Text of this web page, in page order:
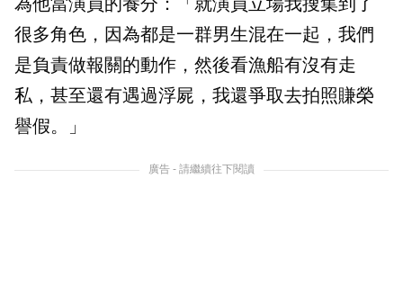
很多角色，因為都是一群男生混在一起，我們
是負責做報關的動作，然後看漁船有沒有走
私，甚至還有遇過浮屍，我還爭取去拍照賺榮
譽假。」
廣告 - 請繼續往下閱讀